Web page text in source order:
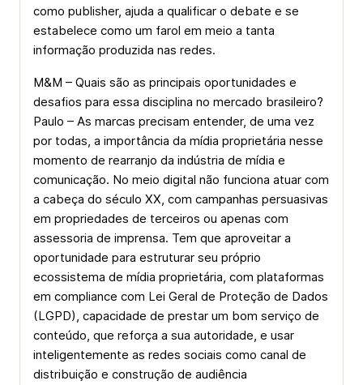
como publisher, ajuda a qualificar o debate e se
estabelece como um farol em meio a tanta
informação produzida nas redes.
M&M – Quais são as principais oportunidades e
desafios para essa disciplina no mercado brasileiro?
Paulo – As marcas precisam entender, de uma vez
por todas, a importância da mídia proprietária nesse
momento de rearranjo da indústria de mídia e
comunicação. No meio digital não funciona atuar com
a cabeça do século XX, com campanhas persuasivas
em propriedades de terceiros ou apenas com
assessoria de imprensa. Tem que aproveitar a
oportunidade para estruturar seu próprio
ecossistema de mídia proprietária, com plataformas
em compliance com Lei Geral de Proteção de Dados
(LGPD), capacidade de prestar um bom serviço de
conteúdo, que reforça a sua autoridade, e usar
inteligentemente as redes sociais como canal de
distribuição e construção de audiência